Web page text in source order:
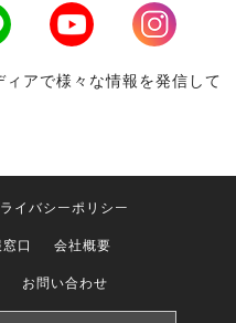
Youtube
Instagram
アで様々な情報を発信して
イバシーポリシー
口
会社概要
お問い合わせ